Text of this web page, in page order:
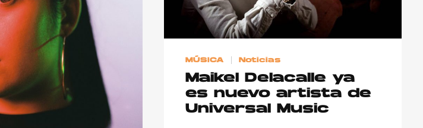
MÚSICA Noticias
Maikel Delacalle ya
es nuevo artista de
Universal Music